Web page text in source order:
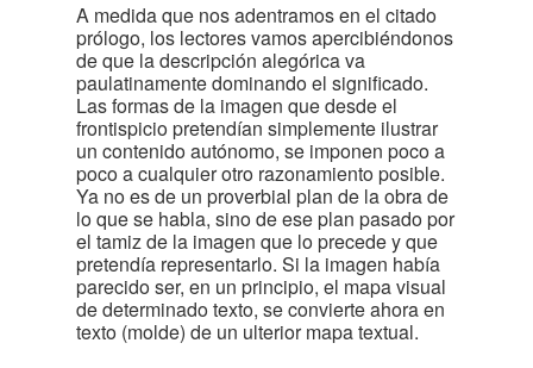
A medida que nos adentramos en el citado
prólogo, los lectores vamos apercibiéndonos
de que la descripción alegórica va
paulatinamente dominando el significado.
Las formas de la imagen que desde el
frontispicio pretendían simplemente ilustrar
un contenido autónomo, se imponen poco a
poco a cualquier otro razonamiento posible.
Ya no es de un proverbial plan de la obra de
lo que se habla, sino de ese plan pasado por
el tamiz de la imagen que lo precede y que
pretendía representarlo. Si la imagen había
parecido ser, en un principio, el mapa visual
de determinado texto, se convierte ahora en
texto (molde) de un ulterior mapa textual.